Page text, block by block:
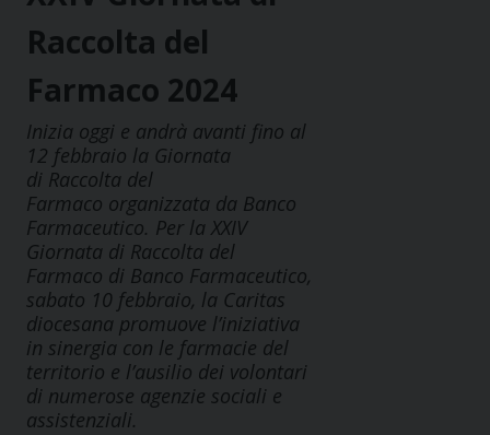
Raccolta del
Farmaco 2024
Inizia oggi e andrà avanti fino al
12 febbraio la Giornata
di Raccolta del
Farmaco organizzata da Banco
Farmaceutico. Per la XXIV
Giornata di Raccolta del
Farmaco di Banco Farmaceutico,
sabato 10 febbraio, la Caritas
diocesana promuove l’iniziativa
in sinergia con le farmacie del
territorio e l’ausilio dei volontari
di numerose agenzie sociali e
assistenziali.